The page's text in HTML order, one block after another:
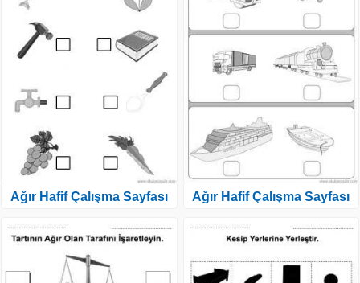
Ağır Hafif Çalışma Sayfası Ağır Hafif Çalışma Sayfası